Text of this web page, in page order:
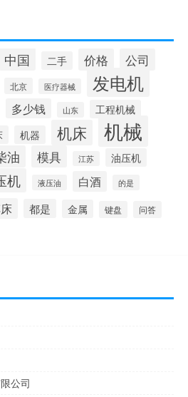
中国 二手 价格 公司
北京 医疗器械 发电机
多少钱 山东 工程机械
机器 机床 机械
油 模具 江苏
油压机
机 液压油 白酒 的是
都是 金属 键盘 问答
公司